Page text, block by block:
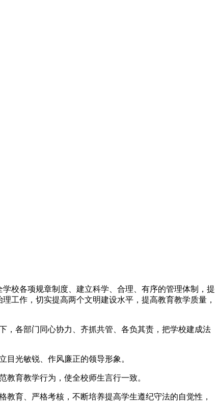
校各项规章制度、建立科学、合理、有序的管理体制，提
工作，切实提高两个文明建设水平，提高教育教学质量，
，各部门同心协力、齐抓共管、各负其责，把学校建成法
光敏锐、作风廉正的领导形象。
育教学行为，使全校师生言行一致。
育、严格考核，不断培养提高学生遵纪守法的自觉性，